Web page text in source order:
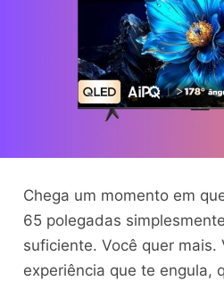
Chega um momento em
65 polegadas
suficiente. Você quer mais.
experiência que te engula,